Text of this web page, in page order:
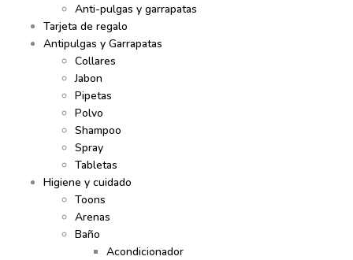
Anti-pulgas y garrapatas
Tarjeta de regalo
Antipulgas y Garrapatas
Collares
Jabon
Pipetas
Polvo
Shampoo
Spray
Tabletas
Higiene y cuidado
Toons
Arenas
Baño
Acondicionador